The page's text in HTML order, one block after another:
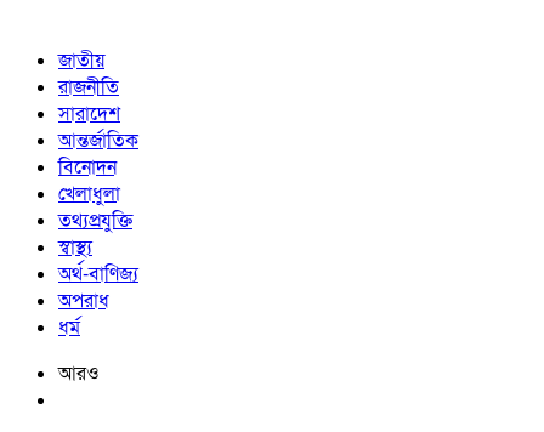
জাতীয়
রাজনীতি
সারাদেশ
আন্তর্জাতিক
বিনোদন
খেলাধুলা
তথ্যপ্রযুক্তি
স্বাস্থ্য
অর্থ-বাণিজ্য
অপরাধ
ধর্ম
আরও